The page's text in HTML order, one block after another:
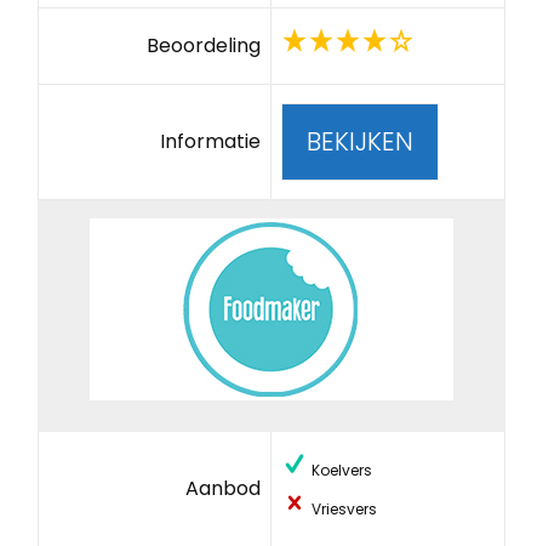
Beoordeling
Informatie BEKIJKEN
Aanbod
Koelvers
Vriesvers